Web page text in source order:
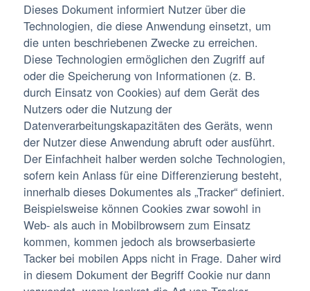
Dieses Dokument informiert Nutzer über die
Technologien, die diese Anwendung einsetzt, um
die unten beschriebenen Zwecke zu erreichen.
Diese Technologien ermöglichen den Zugriff auf
oder die Speicherung von Informationen (z. B.
durch Einsatz von Cookies) auf dem Gerät des
Nutzers oder die Nutzung der
Datenverarbeitungskapazitäten des Geräts, wenn
der Nutzer diese Anwendung abruft oder ausführt.
Der Einfachheit halber werden solche Technologien,
sofern kein Anlass für eine Differenzierung besteht,
innerhalb dieses Dokumentes als „Tracker“ definiert.
Beispielsweise können Cookies zwar sowohl in
Web- als auch in Mobilbrowsern zum Einsatz
kommen, kommen jedoch als browserbasierte
Tacker bei mobilen Apps nicht in Frage. Daher wird
in diesem Dokument der Begriff Cookie nur dann